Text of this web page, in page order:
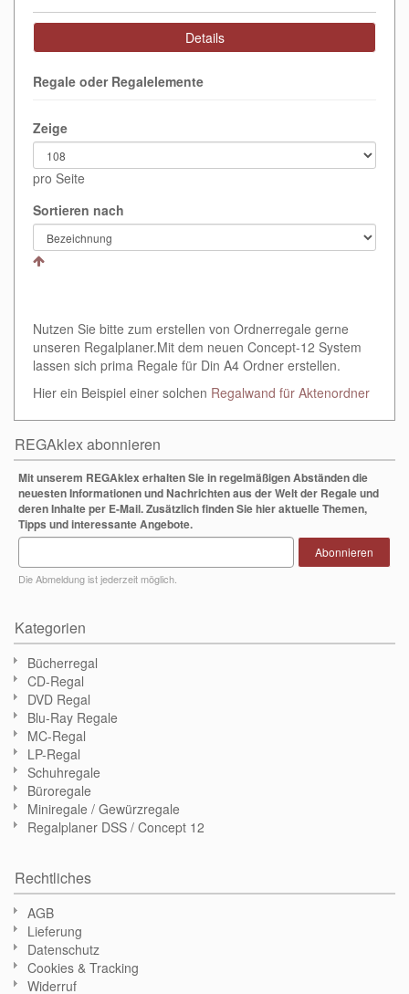
Details
Regale oder Regalelemente
Zeige
pro Seite
Sortieren nach
Nutzen Sie bitte zum erstellen von Ordnerregale gerne
unseren Regalplaner.Mit dem neuen Concept-12 System
lassen sich prima Regale für Din A4 Ordner erstellen.
Hier ein Beispiel einer solchen Regalwand für Aktenordner
REGAklex abonnieren
Mit unserem REGAklex erhalten Sie in regelmäßigen Abständen die
neuesten Informationen und Nachrichten aus der Welt der Regale und
deren Inhalte per E-Mail. Zusätzlich finden Sie hier aktuelle Themen,
Tipps und interessante Angebote.
Die Abmeldung ist jederzeit möglich.
Abonnieren
Kategorien
Bücherregal
CD-Regal
DVD Regal
Blu-Ray Regale
MC-Regal
LP-Regal
Schuhregale
Büroregale
Miniregale / Gewürzregale
Regalplaner DSS / Concept 12
Rechtliches
AGB
Lieferung
Datenschutz
Cookies & Tracking
Widerruf